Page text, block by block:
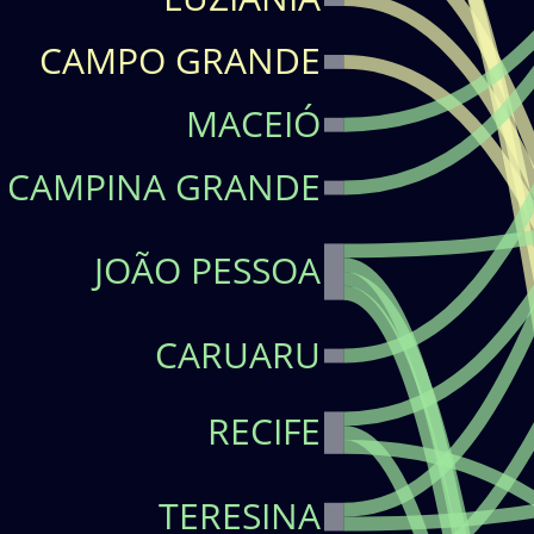
MONITOREO DE
CAMPO GRANDE
MACEIÓ
CAMPINA GRANDE
JOÃO PESSOA
CARUARU
RECIFE
TERESINA